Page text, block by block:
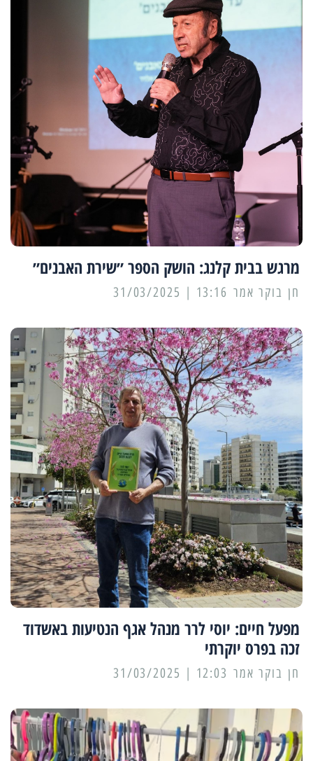
מרגש בבית קלנג: הושק הספר ״שירת האבנים״
13:16 | 31/03/2025
מפעל חיים: יוסי לרר מנהל אגף הנטיעות באשדוד
זכה בפרס יוקרתי
12:03 | 31/03/2025